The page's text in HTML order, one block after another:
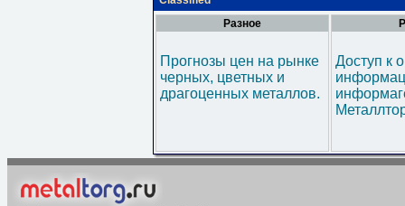
Разное
Прогнозы цен на рынке
черных, цветных и
драгоценных металлов.
Доступ к